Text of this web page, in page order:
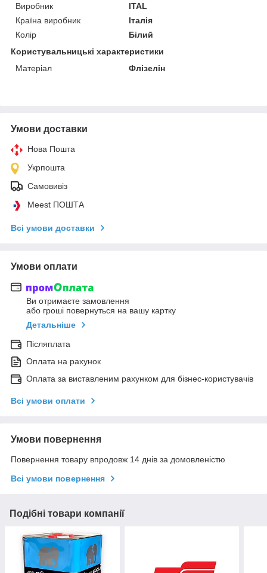
Виробник
ITAL
Країна виробник
Італія
Колір
Білий
Користувальницькі характеристики
Матеріал
Флізелін
Умови доставки
Нова Пошта
Укрпошта
Самовивіз
Meest ПОШТА
Всі умови доставки
Умови оплати
Ви отримаєте замовлення
або гроші повернуться на вашу картку
Детальніше
Післяплата
Оплата на рахунок
Оплата за виставленим рахунком для бізнес-користувачів
Всі умови оплати
Умови повернення
Повернення товару впродовж 14 днів за домовленістю
Всі умови повернення
Подібні товари компанії